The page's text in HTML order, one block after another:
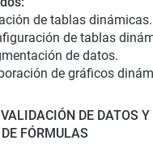
de tablas dinámicas.
de tablas
de datos.
de gráficos
DE DATOS Y
FÓRMULAS